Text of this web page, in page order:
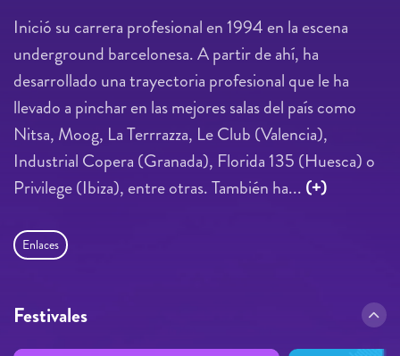
Inició su carrera profesional en 1994 en la escena
underground barcelonesa. A partir de ahí, ha
desarrollado una trayectoria profesional que le ha
llevado a pinchar en las mejores salas del país como
Nitsa, Moog, La Terrrazza, Le Club (Valencia),
Industrial Copera (Granada), Florida 135 (Huesca) o
Privilege (Ibiza), entre otras. También ha... (+)
Enlaces
Festivales